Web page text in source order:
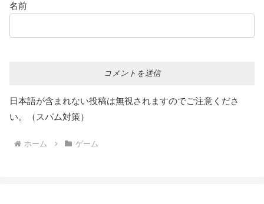
名前
日本語が含まれない投稿は無視されますのでご注意くださ
い。（スパム対策）
ホーム ゲーム